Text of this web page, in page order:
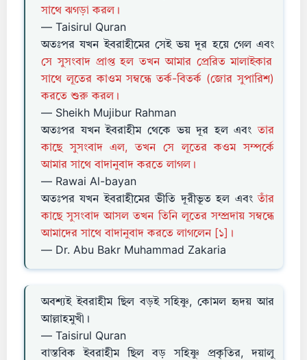
সাথে ঝগড়া করল।
— Taisirul Quran
অতঃপর যখন ইবরাহীমের সেই ভয় দূর হয়ে গেল এবং
সে সুসংবাদ প্রাপ্ত হল তখন আমার প্রেরিত মালাইকার
সাথে লূতের কাওম সম্বন্ধে তর্ক-বিতর্ক (জোর সুপারিশ)
করতে শুরু করল।
— Sheikh Mujibur Rahman
অতঃপর যখন ইবরাহীম থেকে ভয় দূর হল এবং তার
কাছে সুসংবাদ এল, তখন সে লূতের কওম সম্পর্কে
আমার সাথে বাদানুবাদ করতে লাগল।
— Rawai Al-bayan
অতঃপর যখন ইবরাহীমের ভীতি দূরীভূত হল এবংতাঁর
কাছে সুসংবাদ আসল তখন তিনি লূতের সম্প্রদায় সম্বন্ধে
আমাদের সাথে বাদানুবাদ করতে লাগলেন [১]।
— Dr. Abu Bakr Muhammad Zakaria
অবশ্যই ইবরাহীম ছিল বড়ই সহিষ্ণু, কোমল হৃদয় আর
আল্লাহমুখী।
— Taisirul Quran
বাস্তবিক ইবরাহীম ছিল বড় সহিষ্ণু প্রকৃতির, দয়ালু